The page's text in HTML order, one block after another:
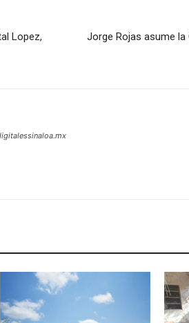
Lopez,
Jorge Rojas asume